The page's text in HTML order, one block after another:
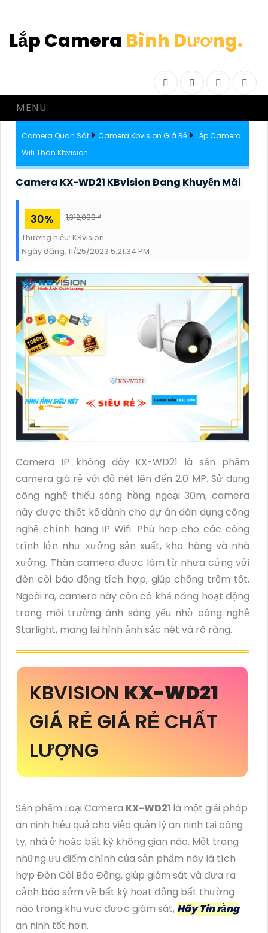
Lắp Camera Bình Dương.
FacebookTwitter Instagram
MENU
Camera Quan Sát Camera Kbvision Giá Rẻ
Lắp Camera
Wifi Thân Kbvision
Camera KX-WD21 KBvision Đang Khuyến Mãi
30% 1,312,000 ₫
Thương hiệu: KBvision
Ngày đăng: 11/25/2023 5:21:34 PM
Camera IP không dây KX-WD21 là sản phẩm
camera giá rẻ với độ nét lên đến 2.0 MP. Sử dụng
công nghệ thiếu sáng hồng ngoại 30m, camera
này được thiết kế dành cho dự án dân dụng công
nghệ chính hãng IP Wifi. Phù hợp cho các công
trình lớn như xưởng sản xuất, kho hàng và nhà
xưởng. Thân camera được làm từ nhựa cứng với
đèn còi báo động tích hợp, giúp chống trộm tốt.
Ngoài ra, camera này còn có khả năng hoạt động
trong môi trường ánh sáng yếu nhờ công nghệ
Starlight, mang lại hình ảnh sắc nét và rõ ràng.
KBVISION KX-WD21
GIÁ RẺ GIÁ RẺ CHẤT
LƯỢNG
Sản phẩm Loại Camera KX-WD21 là một giải pháp
an ninh hiệu quả cho việc quản lý an ninh tại công
ty, nhà ở hoặc bất kỳ không gian nào. Một trong
những ưu điểm chính của sản phẩm này là tích
hợp Đèn Còi Báo Động, giúp giám sát và đưa ra
cảnh báo sớm về bất kỳ hoạt động bất thường
nào trong khu vực được giám sát, Hãy Tin rằng
an ninh tốt hơn.